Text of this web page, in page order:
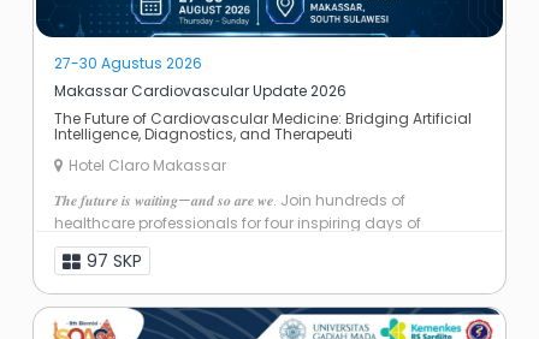
27-30 Agustus 2026
Makassar Cardiovascular Update 2026
The Future of Cardiovascular Medicine: Bridging Artificial
Intelligence, Diagnostics, and Therapeuti
Hotel Claro Makassar
𝑻𝒉𝒆 𝒇𝒖𝒕𝒖𝒓𝒆 𝒊𝒔 𝒘𝒂𝒊𝒕𝒊𝒏𝒈—𝒂𝒏𝒅 𝒔𝒐 𝒂𝒓𝒆 𝒘𝒆. Join hundreds of
healthcare professionals for four inspiring days of
scientific excellence, practical learning, and ...
97 SKP